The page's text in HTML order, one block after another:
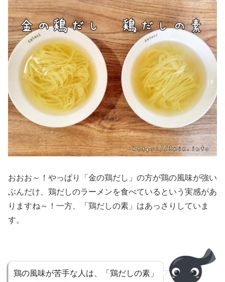
おおお～！やっぱり「金の鶏だし」の方が鶏の風味が強い
ぶんだけ、鶏だしのラーメンを食べているという実感があ
りますね～！一方、「鶏だしの素」はあっさりしていま
す。
鶏の風味が苦手な人は、「鶏だしの素」